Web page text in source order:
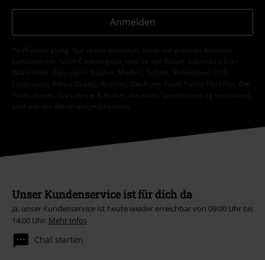
Anmelden
*4 Wochen gültig. Nur online einlösbar. Nicht mit anderen Aktionen
kombinierbar. Nach Codeeingabe wird dir der Rabatt automatisch im
Warenkorb abgezogen. Bücher, Medien, Tickets, Rammstein, (Till)
Lindemann, Böhse Onkelz, Broilers, Die Ärzte, Feine Sahne Fischfilet, Die
Toten Hosen, Gutscheine & Artikel, die einen Spendenbeitrag beinhalten,
sind von der Aktion ausgeschlossen.
Unser Kundenservice ist für dich da
Ja, unser Kundenservice ist heute wieder erreichbar von 09:00 Uhr bis
14:00 Uhr. Mehr Infos
Chat starten